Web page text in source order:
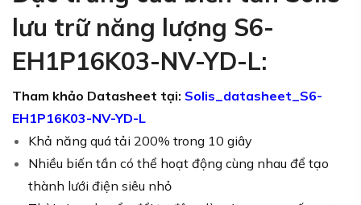
lưu trữ năng lượng S6-
EH1P16K03-NV-YD-L:
Tham khảo Datasheet tại: Solis_datasheet_S6-
EH1P16K03-NV-YD-L
Khả năng quá tải 200% trong 10 giây
Nhiều biến tần có thể hoạt động cùng nhau để tạo
thành lưới điện siêu nhỏ